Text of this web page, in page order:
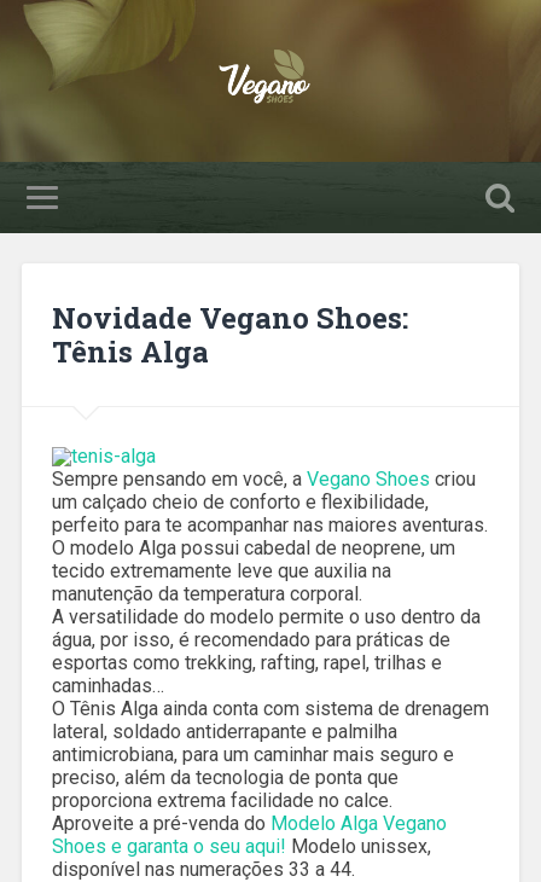
Novidade Vegano Shoes:
Tênis Alga
Sempre pensando em você, a Vegano Shoes criou
um calçado cheio de conforto e flexibilidade,
perfeito para te acompanhar nas maiores aventuras.
O modelo Alga possui cabedal de neoprene, um
tecido extremamente leve que auxilia na
manutenção da temperatura corporal.
A versatilidade do modelo permite o uso dentro da
água, por isso, é recomendado para práticas de
esportas como trekking, rafting, rapel, trilhas e
caminhadas…
O Tênis Alga ainda conta com sistema de drenagem
lateral, soldado antiderrapante e palmilha
antimicrobiana, para um caminhar mais seguro e
preciso, além da tecnologia de ponta que
proporciona extrema facilidade no calce.
Aproveite a pré-venda do Modelo Alga Vegano
Shoes e garanta o seu aqui! Modelo unissex,
disponível nas numerações 33 a 44.